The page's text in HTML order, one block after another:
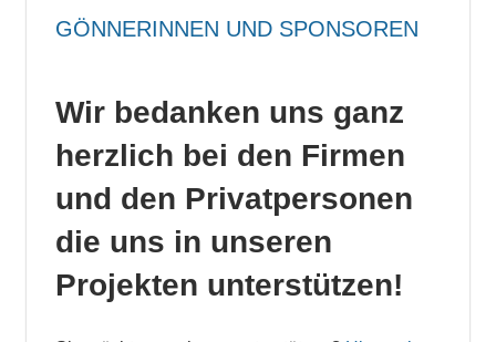
GÖNNERINNEN UND SPONSOREN
Wir bedanken uns ganz
herzlich bei den Firmen
und den Privatpersonen
die uns in unseren
Projekten unterstützen!